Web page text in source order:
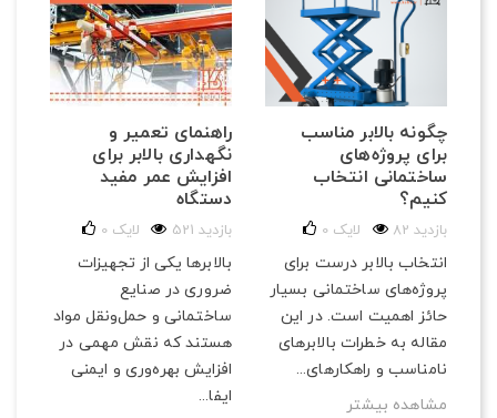
راهنمای تعمیر و
نگهداری بالابر برای
افزایش عمر مفید
دستگاه
521 بازدید 0 لایک
بالابرها یکی از تجهیزات
ضروری در صنایع
ساختمانی و حمل‌ونقل مواد
هستند که نقش مهمی در
افزایش بهره‌وری و ایمنی
ایفا...
چگونه بالابر مناسب
برای پروژه‌های
ساختمانی انتخاب
کنیم؟
82 بازدید 0 لایک
انتخاب بالابر درست برای
پروژه‌های ساختمانی بسیار
حائز اهمیت است. در این
مقاله به خطرات بالابرهای
نامناسب و راهکارهای...
مشاهده بیشتر